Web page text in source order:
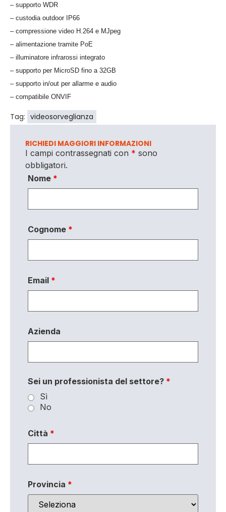
– supporto WDR
– custodia outdoor IP66
– compressione video H.264 e MJpeg
– alimentazione tramite PoE
– illuminatore infrarossi integrato
– supporto per MicroSD fino a 32GB
– supporto in/out per allarme e audio
– compatibile ONVIF
Tag: videosorveglianza
RICHIEDI MAGGIORI INFORMAZIONI
I campi contrassegnati con * sono
obbligatori.
Nome *
Cognome *
Email *
Azienda
Sei un professionista del settore? *
Sì
No
Città *
Provincia *